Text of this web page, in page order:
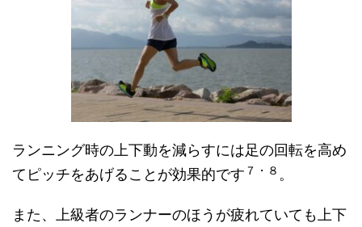
ランニング時の上下動を減らすには足の回転を高め
てピッチをあげることが効果的です ７・８ 。
また、上級者のランナーのほうが疲れていても上下